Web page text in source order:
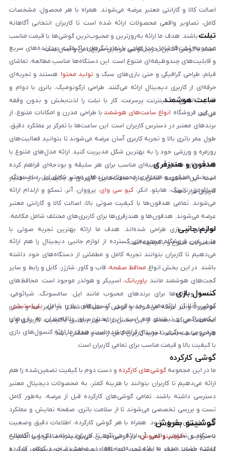
اصالت کالا و گارانتی معتبر عرضه می‌شوند. همراه با هر محصول، مشخصات
کامل، تصاویر واقعی محصولات ارائه شده است تا کاربران انتخابی آگاهانه
داشته باشند. هدف ما ارائه به‌روزترین و محبوب‌ترین گوشی‌ها با قیمت مناسب
است. با گوشی آنلاین، خرید گوشی موبایل سریع، امن و آسان است.
تبلت
مجموعه تبلت‌ها شامل مدل‌هایی با نمایشگرهای باکیفیت، پردازنده‌های سریع
و قابلیت‌های چندوظیفه‌ای متنوع است. این دستگاه‌ها مناسب مطالعه، تماشای
فیلم، طراحی گرافیکی و حتی بازی‌های سبک و تولید محتوا هستند و تجربه‌ای
حرفه‌ای از کاربری دیجیتال ارائه می‌کنند. طراحی ارگونومیک، باتری با دوام و
قابلیت اتصال به اینترنت پرسرعت، کار با تبلت را لذت‌بخش و بدون وقفه
می‌کند.
ساعت هوشمند
در این فروشگاه انواع ساعت‌های هوشمند با طراحی مدرن و امکانات متنوع، از
برندهای معتبر در دسترس کاربران است. این ساعت‌ها با تمرکز بر عملکرد دقیق،
طول عمر باتری بالا و تجربه کاربری آسان عرضه می‌شوند تا بتوانید فعالیت‌های
روزمره و ورزشی خود را به بهترین شکل مدیریت کنید. ارائه مدل‌های متنوع با
قابلیت‌های متفاوت، گزینه‌ای مناسب برای هر سلیقه و بودجه‌ای فراهم کرده
است. این مجموعه تلاش دارد ساعت‌هایی کاربردی و باکیفیت را در اختیار
کاربران قرار دهد.
هدفون و هندزفری
در بخش هدفون و هندزفری، محصولات برندهای معتبر شامل اپل، سامسونگ،
شیائومی، ناتینگ، هایلو، انکر، کیو سی وای، پرووان، آنر، تسکو و ارلدام ارائه
می‌شوند. تمامی هدفون‌ها با کیفیت صوتی بالا، اصالت کالا و گارانتی معتبر
عرضه می‌شوند. هدفون‌ها و هندزفری‌ها برای کاربری‌های مختلف شامل مکالمه،
موسیقی و بازی طراحی شده‌اند. هدف ما ارائه بهترین تجربه صوتی با
محصولات متنوع و باکیفیت است.
لوازم جانبی
ما در این فروشگاه مجموعه‌ای گسترده از لوازم جانبی دیجیتال را هم ارائه
می‌دهیم تا کاربران بتوانند تجربه کامل و مطمئنی از دستگاه‌های خود داشته
باشند. در این بخش انواع محافظ صفحه، قاب و کاور، شارژر، کابل و رابط و سایر
گجت‌های هوشمند مانند پاوربانک، اسپیکر و هولدر موجود است. محافظ‌های
صفحه و قاب‌ها برای برندهای محبوب مانند اپل، سامسونگ، شیائومی،
موتورولا و آنر عرضه می‌شوند و گوشی و دستگاه شما را در برابر خط و خش
محافظت می‌کنند. هدف از این بخش ارائه لوازم جانبی باکیفیت، کاربردی و با
طراحی مناسب است تا خرید کاربران کامل، راحت و مطمئن باشد.
کنسول بازی
گوشی آنلاین ارائه‌دهنده جدیدترین کنسول‌های بازی شامل پلی‌استیشن،
ایکس‌باکس و نینتندو هم است. این بخش برای علاقه‌مندان به بازی‌های
ویدیویی و سرگرمی دیجیتال فراهم شده است. هدف ما ارائه کنسول‌های بازی
با کیفیت بالا و قیمت مناسب برای تمامی کاربران است.
گوشی کارکرده
ما در این مجموعه گوشی‌های کارکرده و دست دوم با کیفیت تضمین‌شده را هم
ارائه می‌دهیم تا کاربران بتوانند با هزینه کمتر، به محصولات دیجیتال معتبر
دسترسی داشته باشند. تمامی گوشی‌های کارکرده قبل از عرضه، به‌طور کامل
تست و بررسی تخصصی می‌شوند تا از سلامت باتری، صفحه نمایش و عملکرد
فنی اطمینان حاصل شود. همراه با هر گوشی کارکرده، اطلاعات دقیق وضعیت
دستگاه و تصاویر واقعی آن ارائه می‌شود تا کاربران بتوانند انتخابی آگاهانه
داشته باشند. هدف ما ارائه تجربه‌ای حرفه‌ای و مطمئن از خرید گوشی کارکرده
گوشیتو بفروش
با سرویس «گوشیتو بفروش» در گوشی آنلاین، می‌توانید به‌سادگی و با اطمینان
گوشی موبایل خود را بفروشید. تنها کافی است مشخصات دستگاه، مدل و